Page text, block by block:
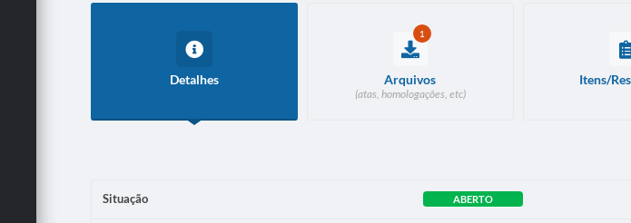
Detalhes
1
Arquivos
(atas, homologações, etc)
Itens/
Situação ABERTO